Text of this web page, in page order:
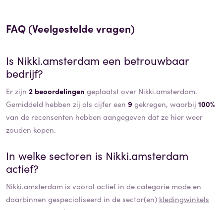
FAQ (Veelgestelde vragen)
Is Nikki.amsterdam een betrouwbaar
bedrijf?
Er zijn 2 beoordelingen geplaatst over Nikki.amsterdam.
Gemiddeld hebben zij als cijfer een 9gekregen, waarbij 100%
van de recensenten hebben aangegeven dat ze hier weer
zouden kopen.
In welke sectoren is Nikki.amsterdam
actief?
Nikki.amsterdam is vooral actief in de categorie modeen
daarbinnen gespecialiseerd in de sector(en) kledingwinkels